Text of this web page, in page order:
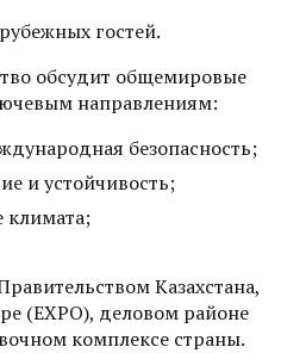
гостей.
обсудит общемировые
направлениям:
безопасность;
и устойчивость;
климата;
Казахстана,
(EXPO), деловом районе
комплексе страны.